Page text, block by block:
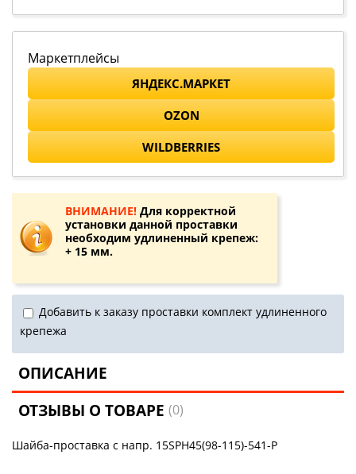
Маркетплейсы
ЯНДЕКС.МАРКЕТ
OZON
WILDBERRIES
ВНИМАНИЕ! Для корректной
установки данной проставки
необходим удлиненный крепеж:
+ 15 мм.
Добавить к заказу проставки комплект удлиненного
крепежа
ОПИСАНИЕ
ОТЗЫВЫ О ТОВАРЕ(0)
Шайба-проставка с напр. 15SPH45(98-115)-541-P